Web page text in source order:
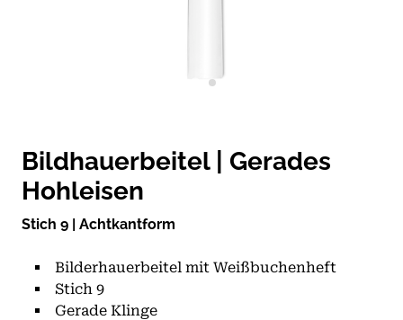
Bildhauerbeitel | Gerades
Hohleisen
Stich 9 | Achtkantform
Bilderhauerbeitel mit Weißbuchenheft
Stich 9
Gerade Klinge